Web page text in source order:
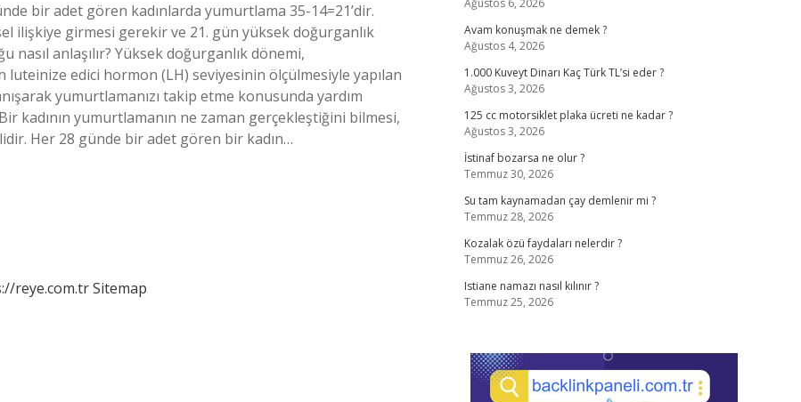
bir adet gören kadınlarda yumurtlama 35-14=21’dir.
ilişkiye girmesi gerekir ve 21. gün yüksek doğurganlık
nasıl anlaşılır? Yüksek doğurganlık dönemi,
edici hormon (LH) seviyesinin ölçülmesiyle yapılan
yumurtlamanızı takip etme konusunda yardım
kadının yumurtlamanın ne zaman gerçekleştiğini bilmesi,
Her 28 günde bir adet gören bir kadın…
reye.com.trSitemap
Ağustos 6, 2026
Avam konuşmak ne demek ?
Ağustos 4, 2026
1.000 Kuveyt Dinarı Kaç Türk TL’si eder ?
Ağustos 3, 2026
125 cc motorsiklet plaka ücreti ne kadar ?
Ağustos 3, 2026
İstinaf bozarsa ne olur ?
Temmuz 30, 2026
Su tam kaynamadan çay demlenir mi ?
Temmuz 28, 2026
Kozalak özü faydaları nelerdir ?
Temmuz 26, 2026
Istiane namazı nasıl kılınır ?
Temmuz 25, 2026